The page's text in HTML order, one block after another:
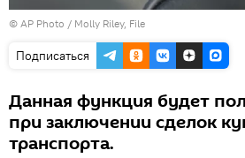
© AP Photo / Molly Riley, File
Подписаться
Данная функция будет
при заключении сделок
транспорта.